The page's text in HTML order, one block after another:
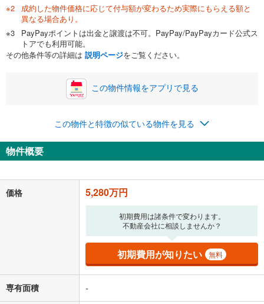
0万円 5,280万円
自己資金から住宅購入にかけられる金額を入力してくださ
い。一般的には物件価格の2割までが目安です。
閉じる
ボーナス
万円
0円
ナス時の増額分（1回分）を入力してください。
ボーナス払いの限度額は金融機関によって異なります。
閉じる
月々の返済額
上、ご自身での入力をお願いいたします。初期設定で自動入力されてい
る値は、実際の金融機関等における貸出金利とは何ら関係がなく、実際
の金融機関等における貸出金利を何ら保証するものではありません。返
済方法「元利均等返済」にて算出しております。入力された金利を35年
適用した場合の計算結果を表示しています。
その他月額費用や、初期費用がかかります。ご注意ください。実際にお
借り入れの際は各金融機関等に、必ずご自身でご確認をお願いいたしま
す。
条件によってお借り入れができないことがあります。
成約した物件価格に応じて付与額が変わるため実際にもらえる額と
異なる場合あり。
PayPayポイントは出金と譲渡は不可。PayPay/PayPayカード公式ス
トアでも利用可能。
その他条件等の詳細は 説明ページをご覧ください。
この物件情報をアプリで見る
この物件と特徴の似ている物件を見る
物件概要
価格 5,280万円
初期費用は諸条件で変わります。
不動産会社に相談しませんか？
初期費用が知りたい 無料
専有面積 -